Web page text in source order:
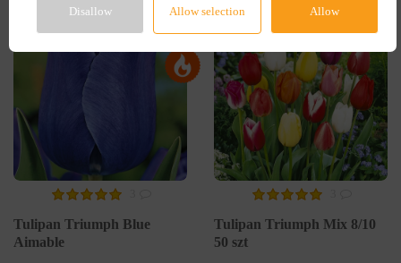
-55%
Tulipan Triumph Blue
Aimable
Tulipan Triumph Mix 8/10
50 szt
Disallow Allow selection Allow